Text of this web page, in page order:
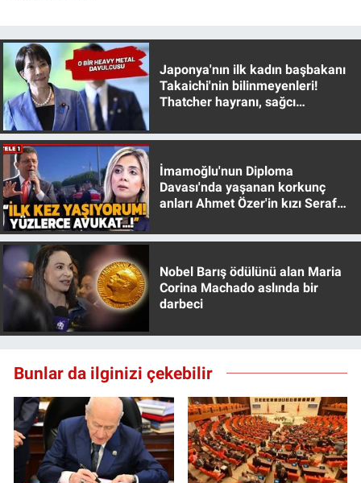
Japonya'nın ilk kadın başbakanı
Takaichi'nin bilinmeyenleri!
Thatcher hayranı, sağcı
İmamoğlu'nun Diploma
Davası'nda yaşanan korkunç
anları Ahmet Özer'in kızı Seraf
Nobel Barış ödülünü alan Maria
Corina Machado aslında bir
darbeci
Bunlar da ilginizi çekebilir